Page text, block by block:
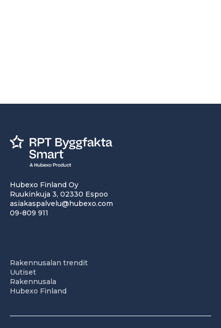
Hubexo Finland Oy
Ruukinkuja 3, 02330 Espoo
asiakaspalvelu@hubexo.com
09-809 911
Rakennusalan trendit
Uutiset
Rakennusala
Hubexo Finland